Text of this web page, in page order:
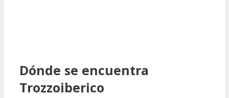
Dónde se encuentra
Trozzoiberico